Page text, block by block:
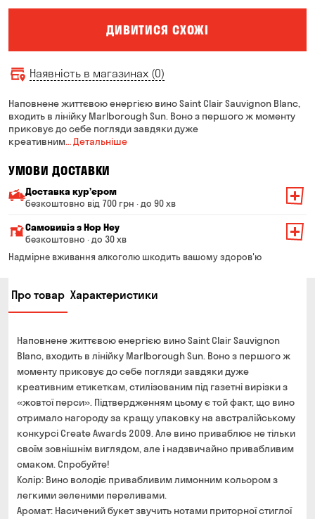
ДИВИТИСЯ СХОЖІ
Наявність в магазинах (0)
Наповнене життєвою енергією вино Saint Clair Sauvignon Blanc,
входить в лінійку Marlborough Sun. Воно з першого ж моменту
приковує до себе погляди завдяки дуже
креативним… Детальніше
УМОВИ ДОСТАВКИ
Доставка курʼєром
безкоштовно від 700 грн · до 90 хв
Мінімальна сума всього замовлення — 200 грн
Вартість доставки залежить від суми всього замовлення:
Від 200 до 299 грн
Від 400 до 699 грн
безкоштовно
Термін доставки — до 90 хвилин
*на час доставки можуть впливати повітряні тривоги
Оплата:
готівкою кур'єру
банківською картою на сайті
Самовивіз з Hop Hey
безкоштовно · до 30 хв
Мінімальна сума всього замовлення — 250 грн
Можете без черги забрати з магазину в зручний для
Вас час
готівкою в магазині
банківською картою на сайті та в магазині
Надмірне вживання алкоголю шкодить вашому здоров'ю
Про товар Характеристики
Наповнене життєвою енергією вино Saint Clair Sauvignon
Blanc, входить в лінійку Marlborough Sun. Воно з першого ж
моменту приковує до себе погляди завдяки дуже
креативним етикеткам, стилізованим під газетні вирізки з
«жовтої перси». Підтвердженням цьому є той факт, що вино
отримало нагороду за кращу упаковку на австралійському
конкурсі Create Awards 2009. Але вино приваблює не тільки
своїм зовнішнім виглядом, але і надзвичайно привабливим
смаком. Спробуйте!
Колір: Вино володіє привабливим лимонним кольором з
легкими зеленими переливами.
Аромат: Насичений букет звучить нотами приторної стиглої